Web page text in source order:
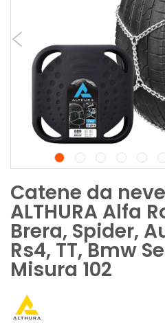
Catene da
ALTHURA Alfa
Brera, Spider,
Rs4, TT, Bmw
Misura 102